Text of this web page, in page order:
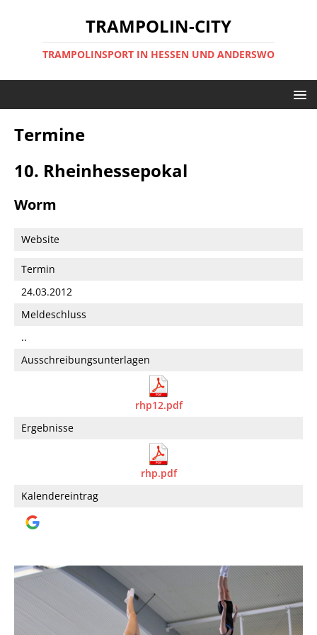
TRAMPOLIN-CITY
TRAMPOLINSPORT IN HESSEN UND ANDERSWO
Termine
10. Rheinhessepokal
Worm
Website
Termin
24.03.2012
Meldeschluss
..
Ausschreibungsunterlagen
rhp12.pdf
Ergebnisse
rhp.pdf
Kalendereintrag